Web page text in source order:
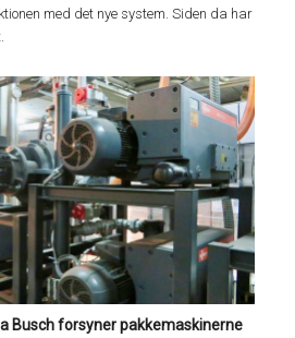
med det nye system. Siden da har
Busch forsyner pakkemaskinerne